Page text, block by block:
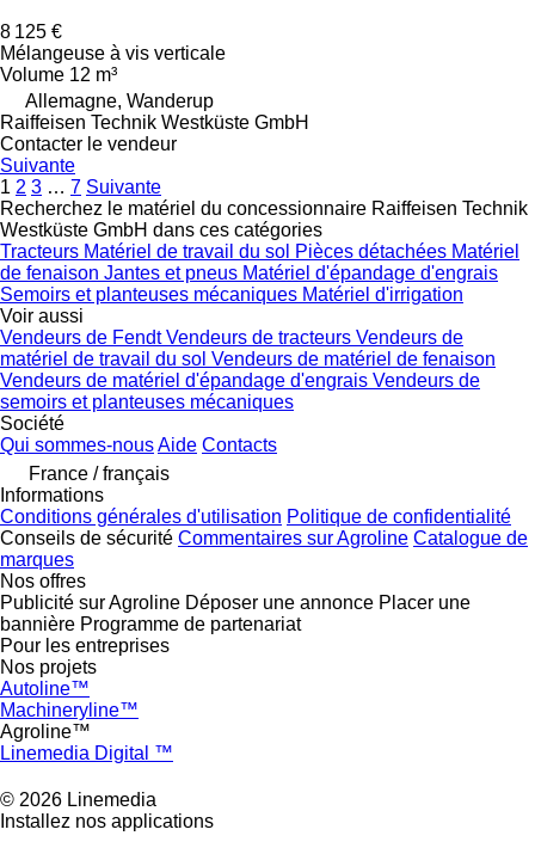
8 125 €
Mélangeuse à vis verticale
Volume 12 m³
Allemagne, Wanderup
Raiffeisen Technik Westküste GmbH
Contacter le vendeur
Suivante
1 2 3 … 7 Suivante
Recherchez le matériel du concessionnaire Raiffeisen Technik
Westküste GmbH dans ces catégories
Tracteurs Matériel de travail du sol Pièces détachées Matériel
de fenaison Jantes et pneus Matériel d'épandage d'engrais
Semoirs et planteuses mécaniques Matériel d'irrigation
Voir aussi
Vendeurs de FendtVendeurs de tracteurs Vendeurs de
matériel de travail du sol Vendeurs de matériel de fenaison
Vendeurs de matériel d'épandage d'engrais Vendeurs de
semoirs et planteuses mécaniques
Société
Qui sommes-nousAide Contacts
France / français
Informations
Conditions générales d'utilisation Politique de confidentialité
Conseils de sécurité Commentaires sur Agroline Catalogue de
marques
Nos offres
Publicité sur Agroline Déposer une annonce Placer une
bannière Programme de partenariat
Pour les entreprises
Nos projets
Autoline™
Machineryline™
Agroline™
Linemedia Digital ™
© 2026 Linemedia
Installez nos applications